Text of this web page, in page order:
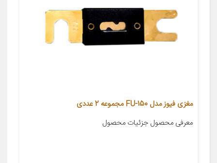
مغزی فیوز مدل FU-150 مجموعه 2 عددی
معرفی محصول جزئیات محصول